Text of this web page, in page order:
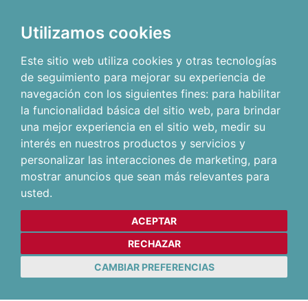
Utilizamos cookies
Este sitio web utiliza cookies y otras tecnologías
de seguimiento para mejorar su experiencia de
navegación con los siguientes fines: para habilitar
la funcionalidad básica del sitio web, para brindar
una mejor experiencia en el sitio web, medir su
interés en nuestros productos y servicios y
personalizar las interacciones de marketing, para
mostrar anuncios que sean más relevantes para
usted.
ACEPTAR
RECHAZAR
CAMBIAR PREFERENCIAS